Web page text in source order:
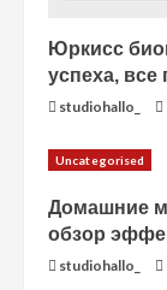
Юркисс
успеха,
studiohallo_
Uncategorised
Домашние
обзор
studiohallo_